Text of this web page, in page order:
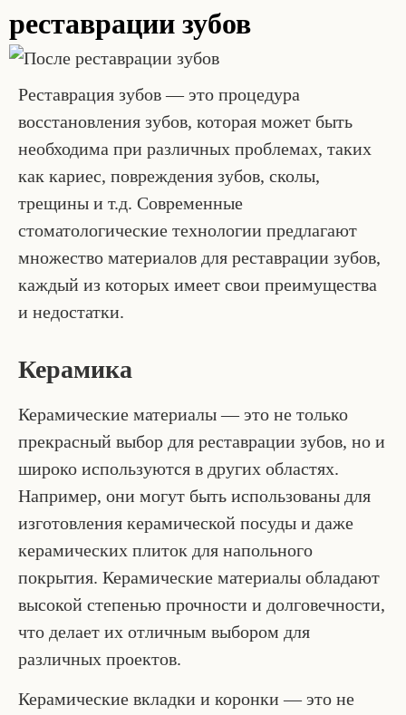
реставрации зубов
Реставрация зубов — это процедура
восстановления зубов, которая может быть
необходима при различных проблемах, таких
как кариес, повреждения зубов, сколы,
трещины и т.д. Современные
стоматологические технологии предлагают
множество материалов для реставрации зубов,
каждый из которых имеет свои преимущества
и недостатки.
Керамика
Керамические материалы — это не только
прекрасный выбор для реставрации зубов, но и
широко используются в других областях.
Например, они могут быть использованы для
изготовления керамической посуды и даже
керамических плиток для напольного
покрытия. Керамические материалы обладают
высокой степенью прочности и долговечности,
что делает их отличным выбором для
различных проектов.
Керамические вкладки и коронки — это не